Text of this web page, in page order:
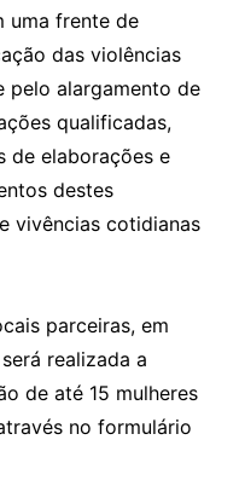
uma frente de
das violências
pelo alargamento de
qualificadas,
de elaborações e
destes
vivências cotidianas
parceiras, em
realizada a
de até 15 mulheres
no formulário